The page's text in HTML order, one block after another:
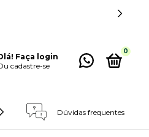
Faça login
cadastre-se
0
RETIRADAS E DEVOLUÇÕES
Dúvidas frequentes